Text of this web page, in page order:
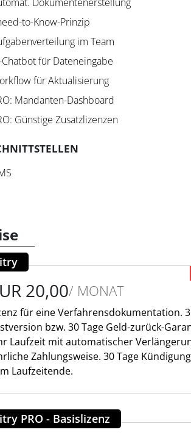
to-Know-Prinzip
im Team
Chatbot für Dateneingabe
für Aktualisierung
Mandanten-Dashboard
Günstige Zusatzlizenzen
20,00/ MONAT
für eine Verfahrensdokumentation.
bzw. 30 Tage Geld-zurück-
Laufzeit mit automatischer
Zahlungsweise. 30 Tage
Laufzeitende.
PRO - Basislizenz